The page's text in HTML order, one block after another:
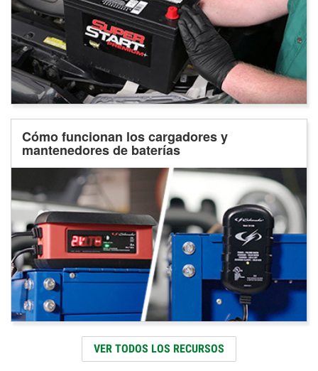
Cómo funcionan los cargadores y
mantenedores de baterías
VER TODOS LOS RECURSOS